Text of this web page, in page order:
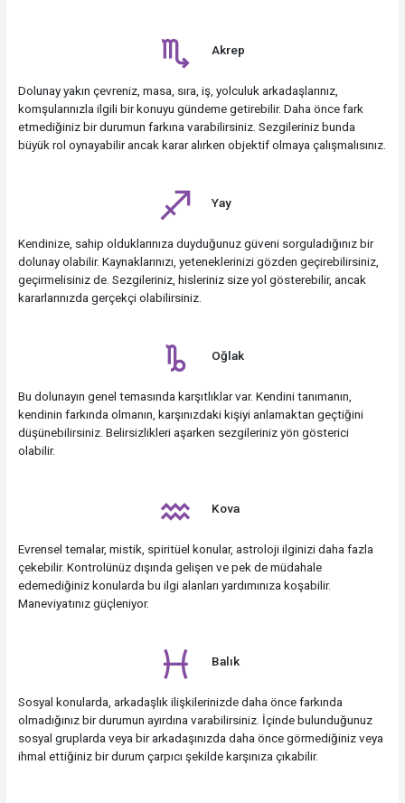
Akrep
Dolunay yakın çevreniz, masa, sıra, iş, yolculuk arkadaşlarınız,
komşularınızla ilgili bir konuyu gündeme getirebilir. Daha önce fark
etmediğiniz bir durumun farkına varabilirsiniz. Sezgileriniz bunda
büyük rol oynayabilir ancak karar alırken objektif olmaya çalışmalısınız.
Yay
Kendinize, sahip olduklarınıza duyduğunuz güveni sorguladığınız bir
dolunay olabilir. Kaynaklarınızı, yeteneklerinizi gözden geçirebilirsiniz,
geçirmelisiniz de. Sezgileriniz, hisleriniz size yol gösterebilir, ancak
kararlarınızda gerçekçi olabilirsiniz.
Oğlak
Bu dolunayın genel temasında karşıtlıklar var. Kendini tanımanın,
kendinin farkında olmanın, karşınızdaki kişiyi anlamaktan geçtiğini
düşünebilirsiniz. Belirsizlikleri aşarken sezgileriniz yön gösterici
olabilir.
Kova
Evrensel temalar, mistik, spiritüel konular, astroloji ilginizi daha fazla
çekebilir. Kontrolünüz dışında gelişen ve pek de müdahale
edemediğiniz konularda bu ilgi alanları yardımınıza koşabilir.
Maneviyatınız güçleniyor.
Balık
Sosyal konularda, arkadaşlık ilişkilerinizde daha önce farkında
olmadığınız bir durumun ayırdına varabilirsiniz. İçinde bulunduğunuz
sosyal gruplarda veya bir arkadaşınızda daha önce görmediğiniz veya
ihmal ettiğiniz bir durum çarpıcı şekilde karşınıza çıkabilir.